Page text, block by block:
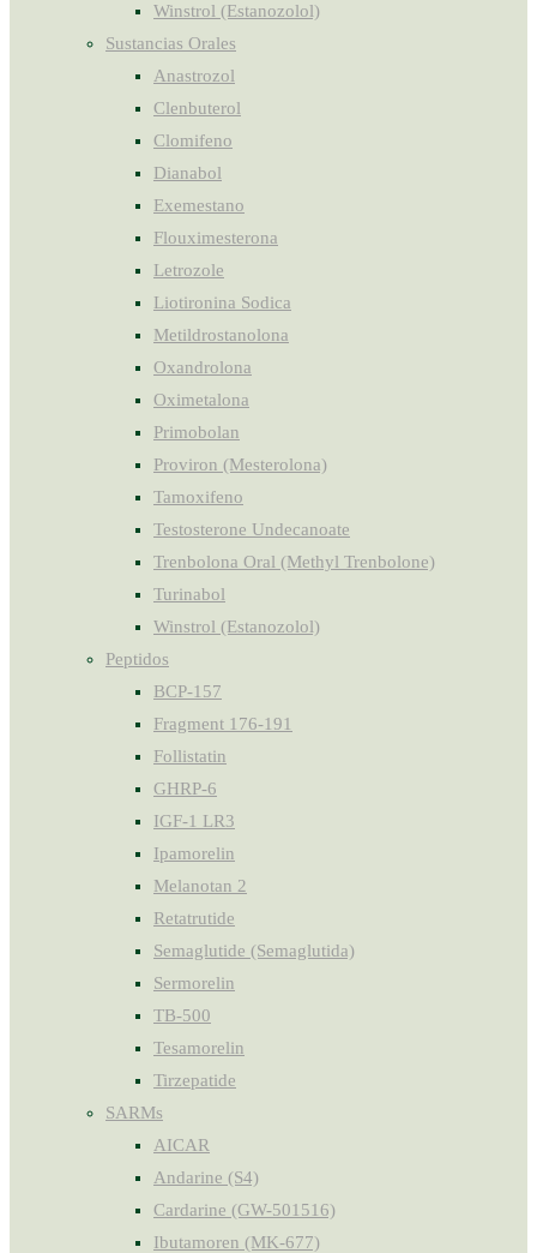
Winstrol (Estanozolol)
Sustancias Orales
Anastrozol
Clenbuterol
Clomifeno
Dianabol
Exemestano
Flouximesterona
Letrozole
Liotironina Sodica
Metildrostanolona
Oxandrolona
Oximetalona
Primobolan
Proviron (Mesterolona)
Tamoxifeno
Testosterone Undecanoate
Trenbolona Oral (Methyl Trenbolone)
Turinabol
Winstrol (Estanozolol)
Peptidos
BCP-157
Fragment 176-191
Follistatin
GHRP-6
IGF-1 LR3
Ipamorelin
Melanotan 2
Retatrutide
Semaglutide (Semaglutida)
Sermorelin
TB-500
Tesamorelin
Tirzepatide
SARMs
AICAR
Andarine (S4)
Cardarine (GW-501516)
Ibutamoren (MK-677)